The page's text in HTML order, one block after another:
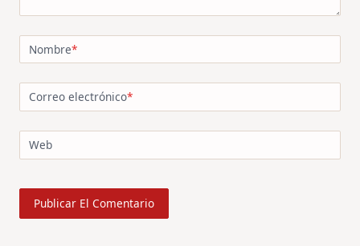
Nombre*
Correo electrónico*
Web